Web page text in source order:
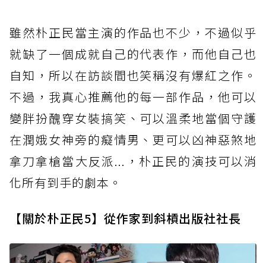
雖然朴正民當主演的作品也不少，不過似乎
就缺了一個成就自己的代表作，而他自己也
自知，所以在訪談間也笑稱沒有爆紅之作。
不過，我真心推薦他的每一部作品，他可以
變胖扮醜穿女裝搞笑、可以溫柔地當個守護
在潤娥女神旁的癡情男、更可以凶神惡煞地
拿刀拿槍當大反派...，朴正民的演技可以消
化所有到手的劇本。
【關於朴正民5】從作家到斜槓出版社社長